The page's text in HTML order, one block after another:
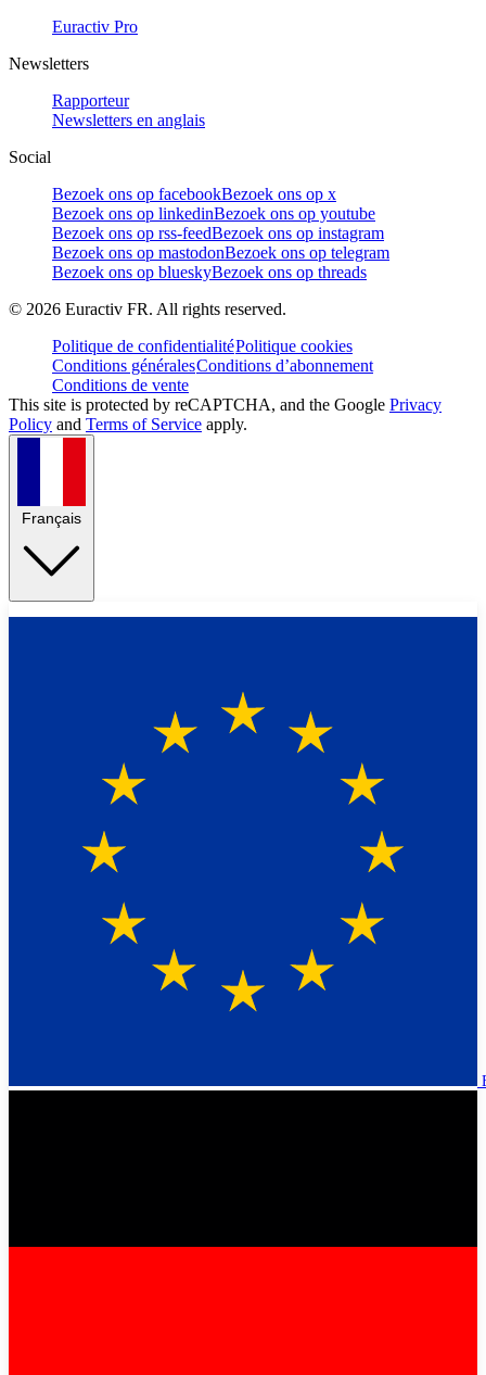
Euractiv Pro
Newsletters
Rapporteur
Newsletters en anglais
Social
Bezoek ons op facebookBezoek ons op x
Bezoek ons op linkedinBezoek ons op youtube
Bezoek ons op rss-feedBezoek ons op instagram
Bezoek ons op mastodonBezoek ons op telegram
Bezoek ons op blueskyBezoek ons op threads
© 2026 Euractiv FR. All rights reserved.
Politique de confidentialitéPolitique cookies
Conditions généralesConditions d’abonnement
Conditions de vente
This site is protected by reCAPTCHA, and the Google Privacy
Policy and Terms of Service apply.
Français